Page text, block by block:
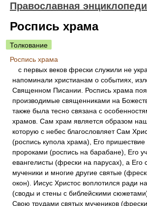
Православная
Роспись храма
Толкование
Роспись храма
с первых веков фрески служили не
напоминали христианам о событиях,
Священном Писании. Роспись храма
производимые священниками на
также была тесно связана с
храмов. Сам храм является образом
которую с небес благословляет Сам
(роспись купола храма), Его
пророками (роспись на барабане), Его
евангелисты (фрески на парусах), а Его
мученики и многие другие святые
окон). Иисус Христос воплотился ради
(своды и стены с библейскими
Свою трудами святых мучеников